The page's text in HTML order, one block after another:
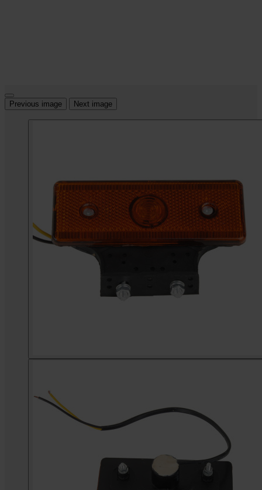
Previous image Next image